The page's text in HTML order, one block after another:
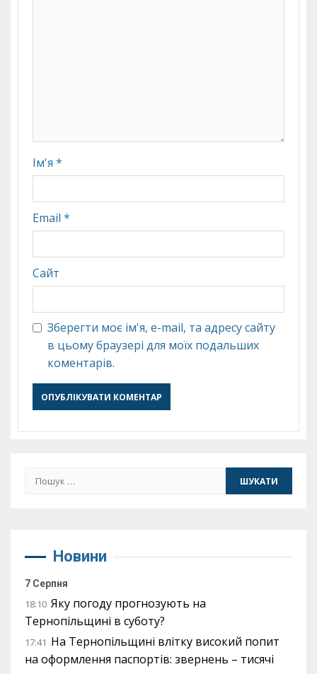
Ім'я *
Email *
Сайт
Зберегти моє ім'я, e-mail, та адресу сайту
в цьому браузері для моїх подальших
коментарів.
Пошук:
Новини
7 Серпня
18:10 Яку погоду прогнозують на
Тернопільщині в суботу?
17:41 На Тернопільщині влітку високий попит
на оформлення паспортів: звернень – тисячі